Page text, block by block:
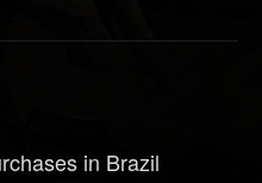
in Brazil